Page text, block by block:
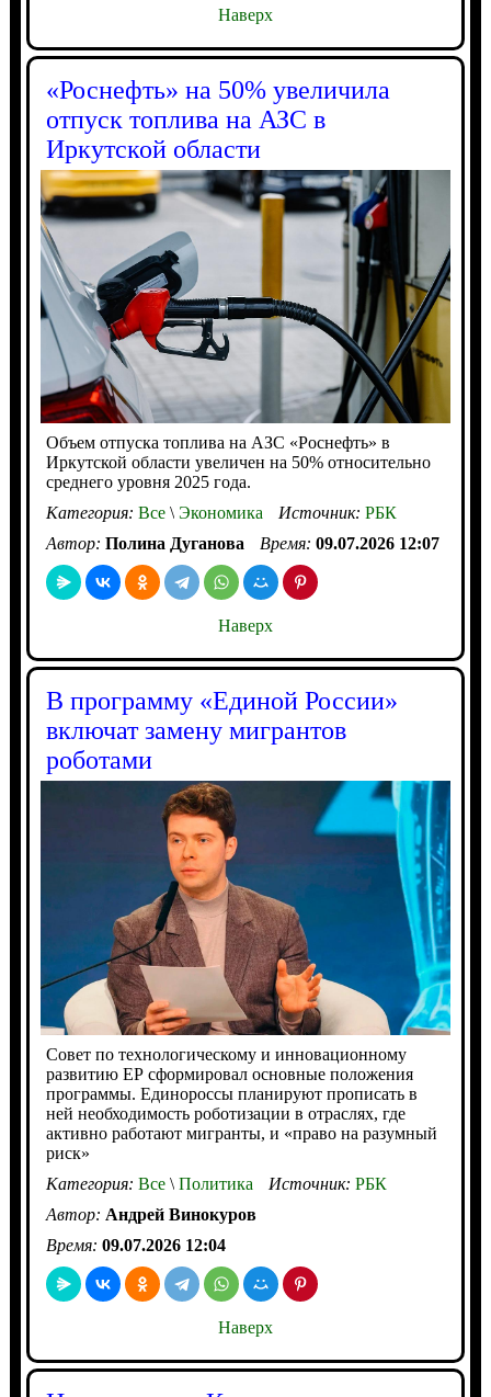
Наверх
«Роснефть» на 50% увеличила
отпуск топлива на АЗС в
Иркутской области
Объем отпуска топлива на АЗС «Роснефть» в
Иркутской области увеличен на 50% относительно
среднего уровня 2025 года.
Категория: Все\Экономика Источник: РБК
Автор: Полина Дуганова Время: 09.07.2026 12:07
Наверх
В программу «Единой России»
включат замену мигрантов
роботами
Совет по технологическому и инновационному
развитию ЕР сформировал основные положения
программы. Единороссы планируют прописать в
ней необходимость роботизации в отраслях, где
активно работают мигранты, и «право на разумный
риск»
Категория: Все\Политика Источник: РБК
Автор: Андрей Винокуров
Время: 09.07.2026 12:04
Наверх